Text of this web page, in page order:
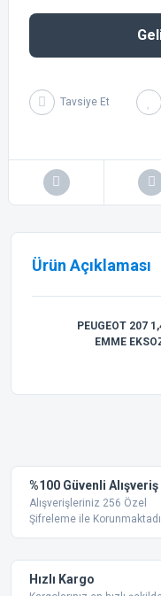
Tavsiye Et
Ürün Açıklaması
PEUGEOT 207
EMME
Ürün resmi
Ürün
%100 Güvenli Alışveriş
Alışverişleriniz 256 Özel
Şifreleme ile
Hızlı Kargo